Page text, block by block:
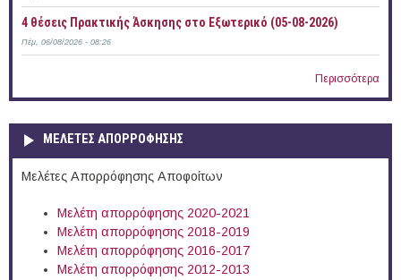
4 θέσεις Πρακτικής Άσκησης στο Εξωτερικό (05-08-2026)
Πέμ, 06/08/2026 - 08:26
Περισσότερα
ΜΕΛΕΤΕΣ ΑΠΟΡΡΟΦΗΣΗΣ
Μελέτες Απορρόφησης Αποφοίτων
Μελέτη απορρόφησης 2020-2021
Μελέτη απορρόφησης 2018-2019
Μελέτη απορρόφησης 2016-2017
Μελέτη απορρόφησης 2012-2013